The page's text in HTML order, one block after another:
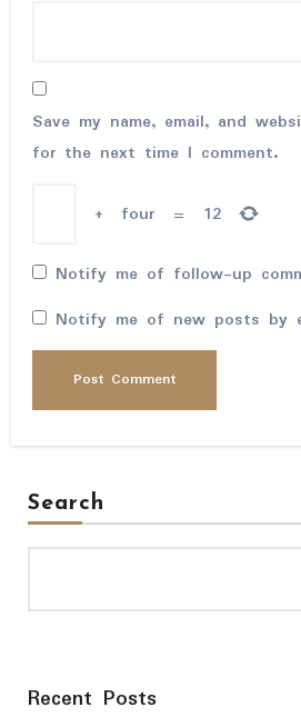
Save my name, email, and
for the next time I comment.
+ four = 12
Notify me of follow-up
Notify me of new posts by
Search
Recent Posts